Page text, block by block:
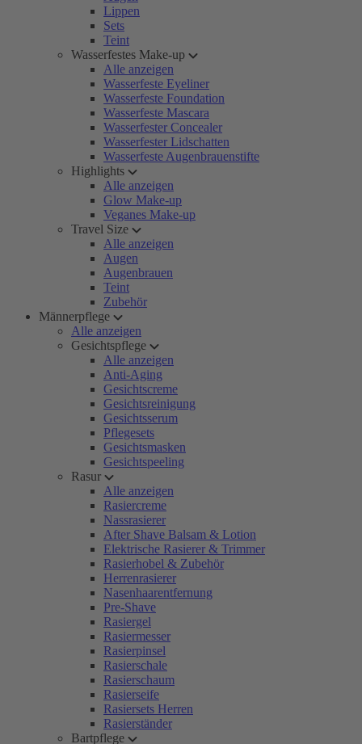
Lippen
Sets
Teint
Wasserfestes Make-up
Alle anzeigen
Wasserfeste Eyeliner
Wasserfeste Foundation
Wasserfeste Mascara
Wasserfester Concealer
Wasserfester Lidschatten
Wasserfeste Augenbrauenstifte
Highlights
Alle anzeigen
Glow Make-up
Veganes Make-up
Travel Size
Alle anzeigen
Augen
Augenbrauen
Teint
Zubehör
Männerpflege
Alle anzeigen
Gesichtspflege
Alle anzeigen
Anti-Aging
Gesichtscreme
Gesichtsreinigung
Gesichtsserum
Pflegesets
Gesichtsmasken
Gesichtspeeling
Rasur
Alle anzeigen
Rasiercreme
Nassrasierer
After Shave Balsam & Lotion
Elektrische Rasierer & Trimmer
Rasierhobel & Zubehör
Herrenrasierer
Nasenhaarentfernung
Pre-Shave
Rasiergel
Rasiermesser
Rasierpinsel
Rasierschale
Rasierschaum
Rasierseife
Rasiersets Herren
Rasierständer
Bartpflege